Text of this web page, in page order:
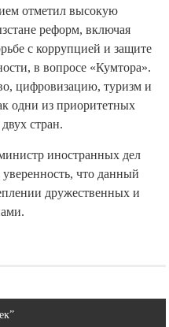
отметил высокую
реформ, включая
с коррупцией и защите
в вопросе «Кумтора».
цифровизацию, туризм и
одни из приоритетных
стран.
иностранных дел
что данный
дружественных и